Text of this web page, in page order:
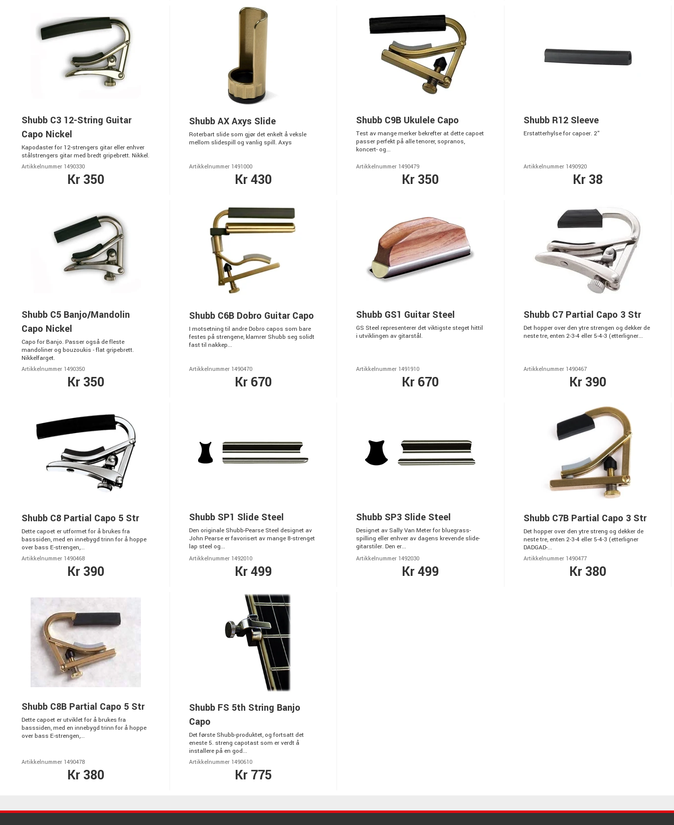
Shubb C3 12-String Guitar
Capo Nickel
Kapodaster for 12-strengers gitar eller enhver
stålstrengers gitar med bredt gripebrett. Nikkel.
Artikkelnummer 1490330
Kr 350
Shubb AX Axys Slide
Roterbart slide som gjør det enkelt å veksle
mellom slidespill og vanlig spill. Axys
Artikkelnummer 1491000
Kr 430
Shubb C9B Ukulele Capo
Test av mange merker bekrefter at dette capoet
passer perfekt på alle tenorer, sopranos,
koncert- og...
Artikkelnummer 1490479
Kr 350
Shubb R12 Sleeve
Erstatterhylse for capoer. 2"
Artikkelnummer 1490920
Kr 38
Shubb C5 Banjo/Mandolin
Capo Nickel
Capo for Banjo. Passer også de fleste
mandoliner og bouzoukis - flat gripebrett.
Nikkelfarget.
Artikkelnummer 1490350
Kr 350
Shubb C6B Dobro Guitar Capo
I motsetning til andre Dobro capos som bare
festes på strengene, klamrer Shubb seg solidt
fast til nakkep...
Artikkelnummer 1490470
Kr 670
Shubb GS1 Guitar Steel
GS Steel representerer det viktigste steget hittil
i utviklingen av gitarstål.
Artikkelnummer 1491910
Kr 670
Shubb C7 Partial Capo 3 Str
Det hopper over den ytre strengen og dekker de
neste tre, enten 2-3-4 eller 5-4-3 (etterligner...
Artikkelnummer 1490467
Kr 390
Shubb C8 Partial Capo 5 Str
Dette capoet er utformet for å brukes fra
basssiden, med en innebygd trinn for å hoppe
over bass E-strengen,...
Artikkelnummer 1490468
Kr 390
Shubb SP1 Slide Steel
Den originale Shubb-Pearse Steel designet av
John Pearse er favorisert av mange 8-strenget
lap steel og...
Artikkelnummer 1492010
Kr 499
Shubb SP3 Slide Steel
Designet av Sally Van Meter for bluegrass-
spilling eller enhver av dagens krevende slide-
gitarstiler. Den er...
Artikkelnummer 1492030
Kr 499
Shubb C7B Partial Capo 3 Str
Det hopper over den ytre streng og dekker de
neste tre, enten 2-3-4 eller 5-4-3 (etterligner
DADGAD-...
Artikkelnummer 1490477
Kr 380
Shubb C8B Partial Capo 5 Str
Dette capoet er utviklet for å brukes fra
basssiden, med en innebygd trinn for å hoppe
over bass E-strengen,...
Artikkelnummer 1490478
Kr 380
Shubb FS 5th String Banjo
Capo
Det første Shubb-produktet, og fortsatt det
eneste 5. streng capotast som er verdt å
installere på en god...
Artikkelnummer 1490610
Kr 775